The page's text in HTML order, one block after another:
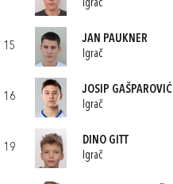
Igrač
15
JAN PAUKNER
Igrač
16
JOSIP GAŠPAROVIĆ
Igrač
19
DINO GITT
Igrač